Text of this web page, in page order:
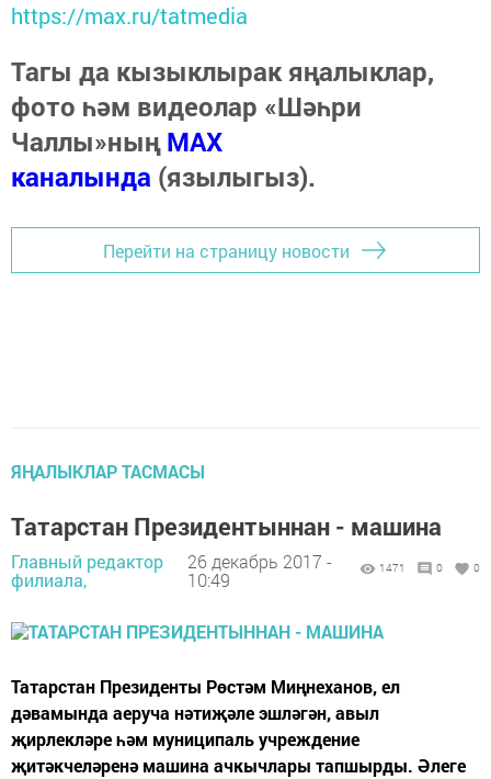
https://max.ru/tatmedia
Тагы да кызыклырак яңалыклар,
фото һәм видеолар «Шәһри
Чаллы»ныңMAX
каналында (язылыгыз).
Перейти на страницу новости
ЯҢАЛЫКЛАР ТАСМАСЫ
Татарстан Президентыннан - машина
Главный редактор
филиала,
26 декабрь 2017 -
10:49
1471 0 0
Татарстан Президенты Рөстәм Миңнеханов, ел
дәвамында аеруча нәтиҗәле эшләгән, авыл
җирлекләре һәм муниципаль учреждение
җитәкчеләренә машина ачкычлары тапшырды. Әлеге